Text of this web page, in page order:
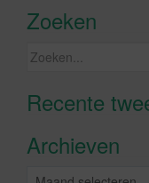
Zoeken
Zoeken
Recente Klik
Archieven
Archieven